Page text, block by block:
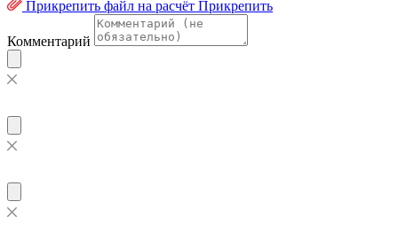
Прикрепить файл на расчёт Прикрепить
Комментарий